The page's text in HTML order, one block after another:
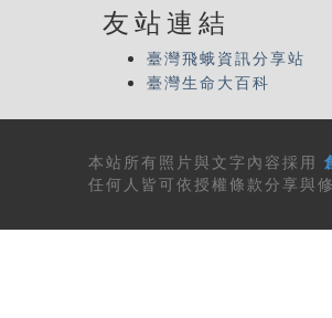
友站連結
臺灣飛蛾資訊分享站
臺灣生命大百科
本站所有 照片與文字內容 採用
任何人皆可依授權條款分享與